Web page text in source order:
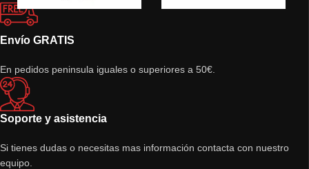
Envío GRATIS
En pedidos peninsula iguales o superiores a 50€.
Soporte y asistencia
Si tienes dudas o necesitas mas información contacta con nuestro
equipo.